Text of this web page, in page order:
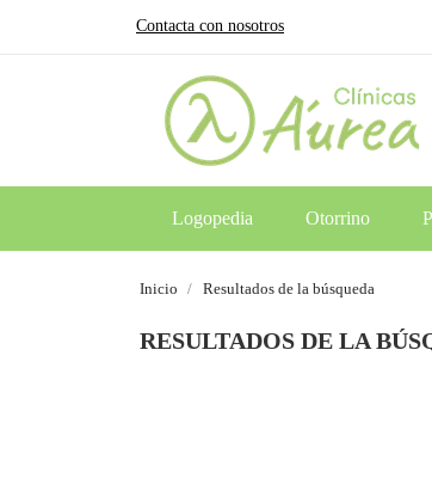
Contacta con nosotros
Logopedia Otorrino
Inicio Resultados de la búsqueda
RESULTADOS DE LA